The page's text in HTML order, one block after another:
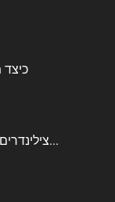
צילינדרים הידראוליים לעומת צילינדרים סרוו חשמליים...